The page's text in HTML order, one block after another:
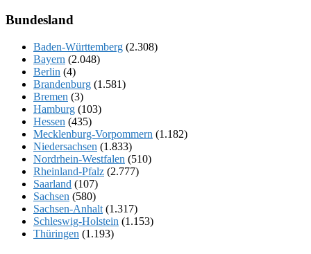
Bundesland
Baden-Württemberg (2.308)
Bayern (2.048)
Berlin (4)
Brandenburg (1.581)
Bremen (3)
Hamburg (103)
Hessen (435)
Mecklenburg-Vorpommern (1.182)
Niedersachsen (1.833)
Nordrhein-Westfalen (510)
Rheinland-Pfalz (2.777)
Saarland (107)
Sachsen (580)
Sachsen-Anhalt (1.317)
Schleswig-Holstein (1.153)
Thüringen (1.193)